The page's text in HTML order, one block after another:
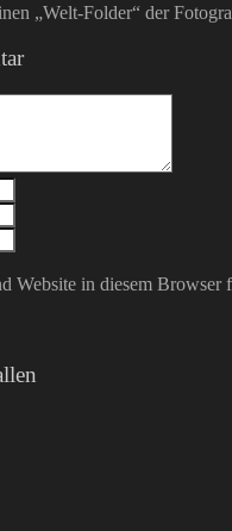
„Welt-Folder“ der
Website in diesem Browser